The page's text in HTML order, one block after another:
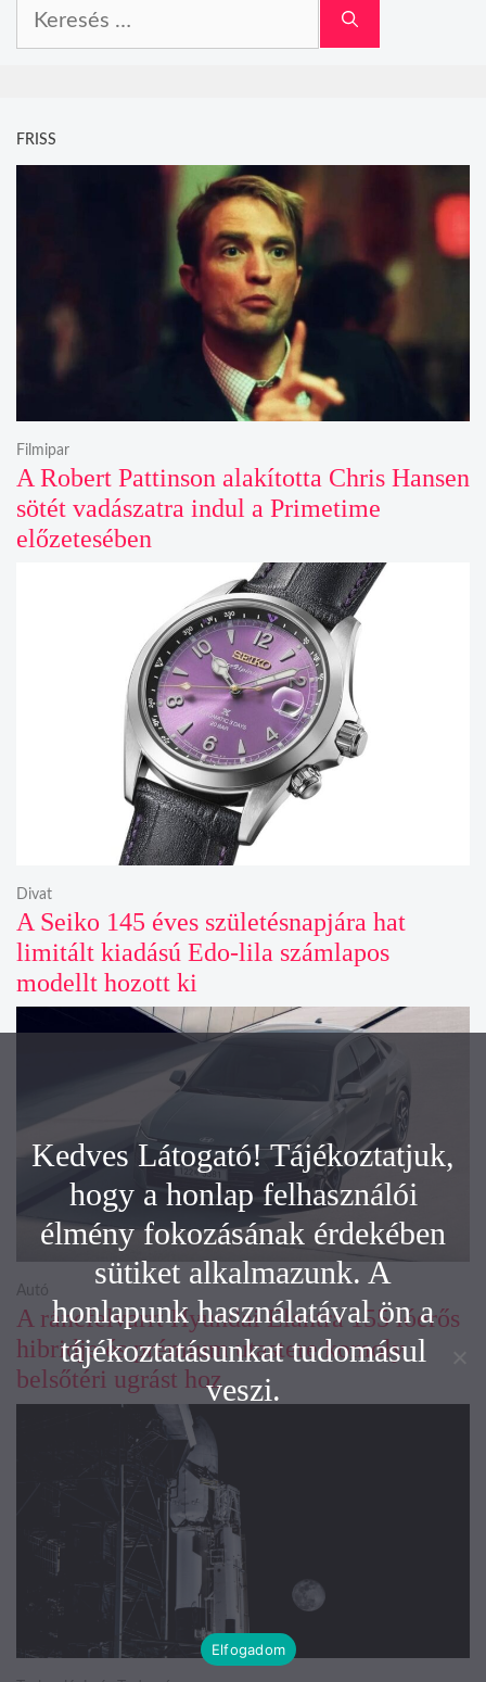
FRISS
A Robert Pattinson alakította Chris Hansen
sötét vadászatra indul a Primetime
előzetesében
Filmipar
A Seiko 145 éves születésnapjára hat
limitált kiadású Edo-lila számlapos
modellt hozott ki
Divat
A ráncfelvarrt Hyundai Elantra 155 lóerős
hibridje és prémium utastere komoly
belsőtéri ugrást hoz
Autó
Kedves Látogató! Tájékoztatjuk,
hogy a honlap felhasználói
élmény fokozásának érdekében
sütiket alkalmazunk. A
honlapunk használatával ön a
tájékoztatásunkat tudomásul
veszi.
Elfogadom